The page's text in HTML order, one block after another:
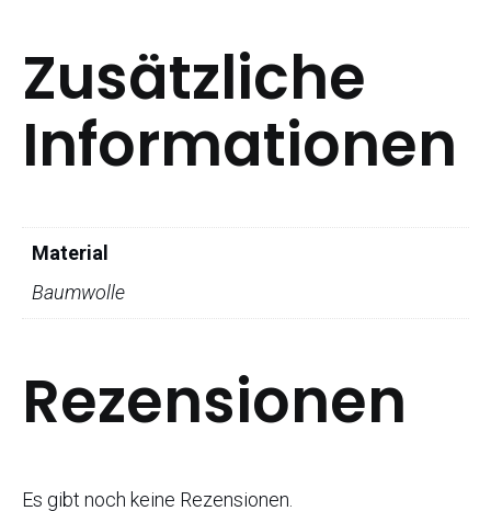
Zusätzliche
Informationen
Material
Baumwolle
Rezensionen
Es gibt noch keine Rezensionen.